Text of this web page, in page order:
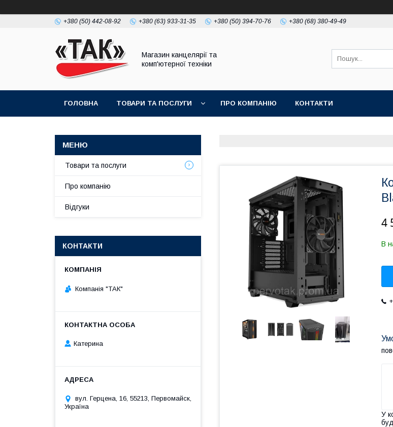
+380 (50) 442-08-92 +380 (63) 933-31-35 +380 (50) 394-70-76 +380 (68) 380-49-49
Магазин канцелярії та
комп'ютерної техніки
ГОЛОВНА ТОВАРИ ТА ПОСЛУГИ ПРО КОМПАНІЮ КОНТАКТИ
4
В
У
Товари та послуги
Про компанію
Відгуки
КОНТАКТИ
Компанія "ТАК"
Катерина
вул. Герцена, 16, 55213, Первомайск,
Україна